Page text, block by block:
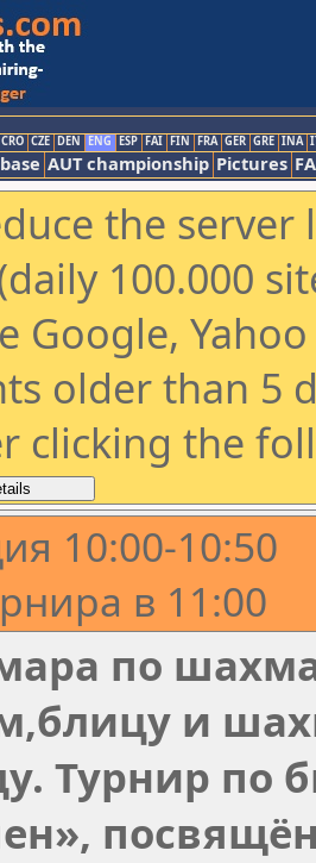
CRO CZE DEN ENG ESP FAI FIN FRA GER GRE INA
AUT championship Pictures
the
100.000
Google,
older than 5
clicking the
10:00-10:50
в 11:00
по
и
Турнир